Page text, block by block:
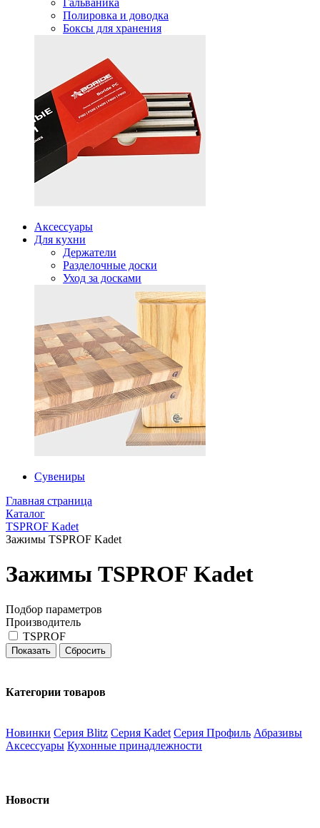
Гальваника
Полировка и доводка
Боксы для хранения
Аксессуары
Для кухни
Держатели
Разделочные доски
Уход за досками
Сувениры
Главная страница
Каталог
TSPROF Kadet
Зажимы TSPROF Kadet
Зажимы TSPROF Kadet
Подбор параметров
Производитель
TSPROF
Категории товаров
Новинки Серия Blitz Серия Kadet Серия Профиль Абразивы
Аксессуары Кухонные принадлежности
Новости